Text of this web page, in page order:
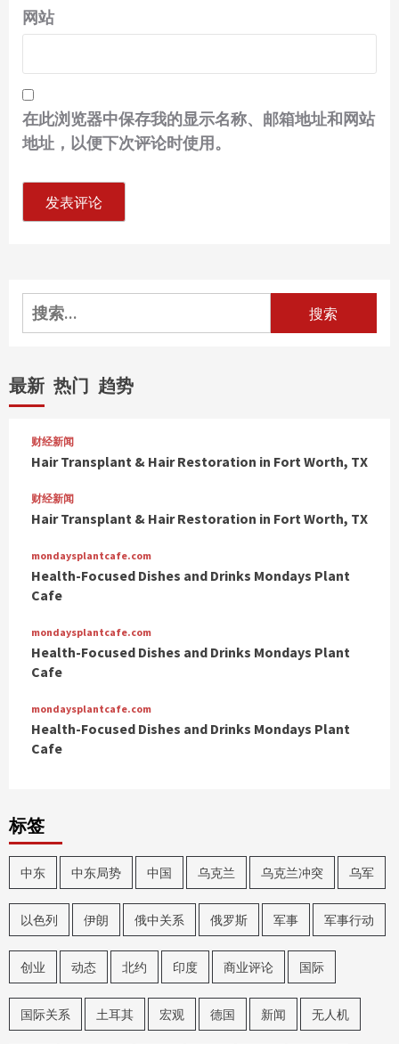
网站
在此浏览器中保存我的显示名称、邮箱地址和网站
地址，以便下次评论时使用。
搜
索：
最新 热门 趋势
财经新闻
Hair Transplant & Hair Restoration in Fort Worth, TX
财经新闻
Hair Transplant & Hair Restoration in Fort Worth, TX
mondaysplantcafe.com
Health-Focused Dishes and Drinks Mondays Plant
Cafe
mondaysplantcafe.com
Health-Focused Dishes and Drinks Mondays Plant
Cafe
mondaysplantcafe.com
Health-Focused Dishes and Drinks Mondays Plant
Cafe
标签
中东 中东局势 中国 乌克兰 乌克兰冲突 乌军
以色列 伊朗 俄中关系 俄罗斯 军事 军事行动
创业 动态 北约 印度 商业评论 国际
国际关系 土耳其 宏观 德国 新闻 无人机